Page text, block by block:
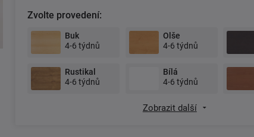
Zvolte provedení:
Buk
4-6 týdnů
Olše
4-6 týdnů
Rustikal
4-6 týdnů
Bílá
4-6 týdnů
Zobrazit další